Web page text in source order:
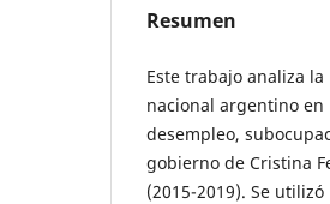
Resumen
Este trabajo analiza
nacional argentino en
desempleo,
gobierno de Cristina
(2015-2019). Se